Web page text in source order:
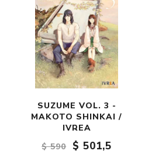
SUZUME VOL. 3 -
MAKOTO SHINKAI /
IVREA
$ 590
$ 501,5